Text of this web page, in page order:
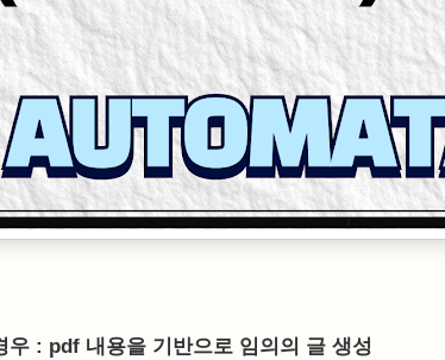
우 : pdf 내용을 기반으로 임의의 글 생성